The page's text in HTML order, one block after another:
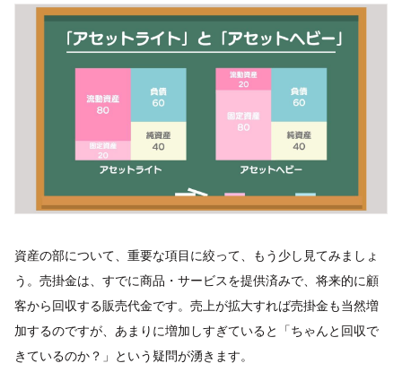
資産の部について、重要な項目に絞って、もう少し見てみましょ
う。売掛金は、すでに商品・サービスを提供済みで、将来的に顧
客から回収する販売代金です。売上が拡大すれば売掛金も当然増
加するのですが、あまりに増加しすぎていると「ちゃんと回収で
きているのか？」という疑問が湧きます。